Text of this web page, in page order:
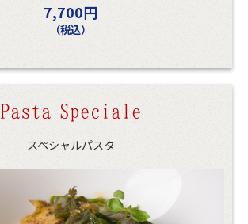
7,700円
（税込）
Pasta Speciale
スペシャルパスタ